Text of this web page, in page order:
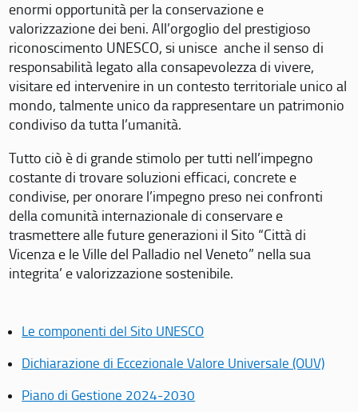
enormi opportunità per la conservazione e
valorizzazione dei beni. All’orgoglio del prestigioso
riconoscimento UNESCO, si unisce anche il senso di
responsabilità legato alla consapevolezza di vivere,
visitare ed intervenire in un contesto territoriale unico al
mondo, talmente unico da rappresentare un patrimonio
condiviso da tutta l’umanità.
Tutto ciò è di grande stimolo per tutti nell’impegno
costante di trovare soluzioni efficaci, concrete e
condivise, per onorare l’impegno preso nei confronti
della comunità internazionale di conservare e
trasmettere alle future generazioni il Sito “Città di
Vicenza e le Ville del Palladio nel Veneto” nella sua
integrita’ e valorizzazione sostenibile.
Le componenti del Sito UNESCO
Dichiarazione di Eccezionale Valore Universale (OUV)
Piano di Gestione 2024-2030